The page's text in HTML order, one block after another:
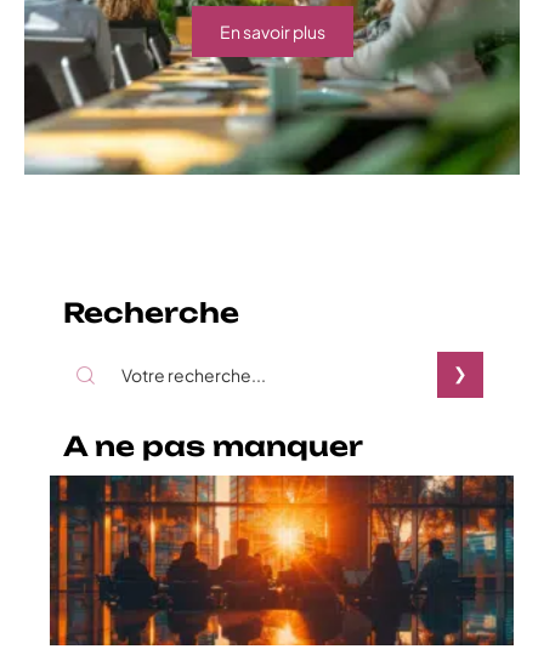
En savoir plus
Recherche
A ne pas manquer